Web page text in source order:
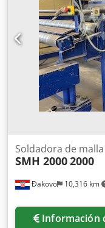
Đakovo 10,316 km
Soldadora de malla
SMH 20002000
Información de